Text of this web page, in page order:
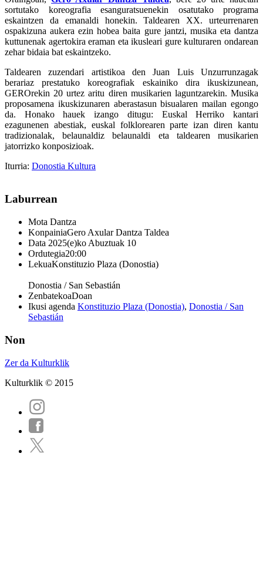
sortutako koreografia esanguratsuenekin osatutako programa
eskaintzen da emanaldi honekin. Taldearen XX. urteurrenaren
ospakizuna aukera ezin hobea baita gure jantzi, musika eta dantza
kuttunenak agertokira eraman eta ikusleari gure kulturaren ondarean
zehar bidaia bat eskaintzeko.
Taldearen zuzendari artistikoa den Juan Luis Unzurrunzagak
berariaz prestatuko koreografiak eskainiko dira ikuskizunean,
GEROrekin 20 urtez aritu diren musikarien laguntzarekin. Musika
proposamena ikuskizunaren aberastasun bisualaren mailan egongo
da. Honako hauek izango ditugu: Euskal Herriko kantari
ezagunenen abestiak, euskal folklorearen parte izan diren kantu
tradizionalak, belaunaldiz belaunaldi eta taldearen musikarien
jatorrizko konposizioak.
Iturria: Donostia Kultura
Laburrean
Mota Dantza
KonpainiaGero Axular Dantza Taldea
Data 2025(e)ko Abuztuak 10
Ordutegia20:00
LekuaKonstituzio Plaza (Donostia)
Donostia / San Sebastián
ZenbatekoaDoan
Ikusi agenda Konstituzio Plaza (Donostia), Donostia / San
Sebastián
Non
Zer da Kulturklik
Kulturklik © 2015